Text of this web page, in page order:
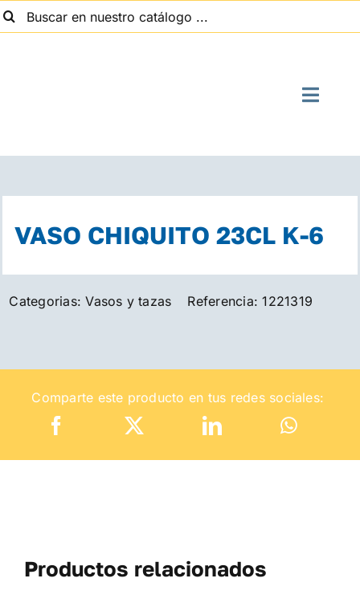
Saltar
al
Toggle
VASO CHIQUITO 23CL K-6
Categorias:Vasos y tazas Referencia:1221319
Comparte este producto en tus redes sociales:
Productos relacionados